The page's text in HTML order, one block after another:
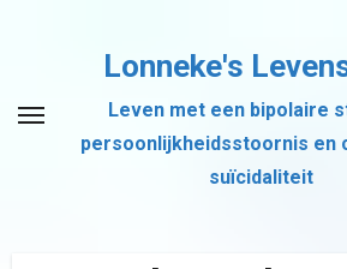
inhoud
Lonneke's
Leven met een bipolaire
persoonlijkheidsstoornis en
suïcidaliteit